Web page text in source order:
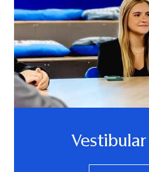
Vestibular